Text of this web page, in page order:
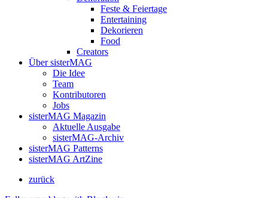
Feste & Feiertage
Entertaining
Dekorieren
Food
Creators
Über sisterMAG
Die Idee
Team
Kontributoren
Jobs
sisterMAG Magazin
Aktuelle Ausgabe
sisterMAG-Archiv
sisterMAG Patterns
sisterMAG ArtZine
zurück